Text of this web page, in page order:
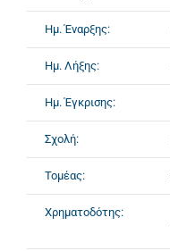
Ημ. Έναρξης:
Ημ. Λήξης:
Ημ. Έγκρισης:
Σχολή:
Τομέας:
Χρηματοδότης: